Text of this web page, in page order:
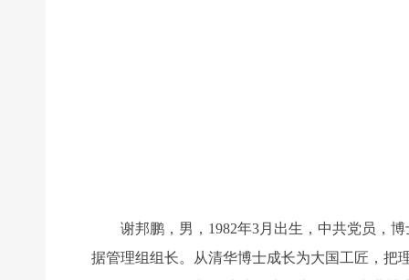
谢邦鹏，男，1982年3月出生，中共党员，博
据管理组组长。从清华博士成长为大国工匠，把